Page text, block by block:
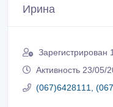
Ирина
Зарегистрирован
Активность 23/05/
(067)6428111,